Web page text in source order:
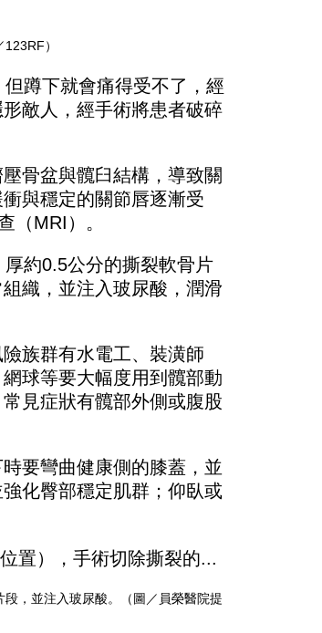
）
蹲下就會痛得受不了，經
敵人，經手術將患者破碎
骨盆與髖臼結構，導致關
與穩定的關節唇逐漸受
（MRI）。
約0.5公分的撕裂軟骨片
織，並注入玻尿酸，潤滑
族群有水電工、裝潢師
球等要大幅度用到髖部動
見症狀有髖部外側或腹股
要彎曲健康側的膝蓋，並
化臀部穩定肌群；仰臥或
，並注入玻尿酸。（圖／員榮醫院提